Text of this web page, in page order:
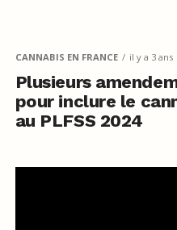
CANNABIS EN FRANCE il y a 3 ans
Plusieurs
pour inclure le
au PLFSS 2024